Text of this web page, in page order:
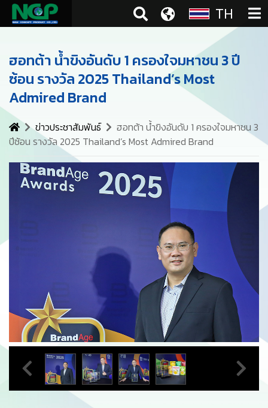
TH
ฮอทต้า น้ำขิงอันดับ 1 ครองใจมหาชน 3 ปี
ซ้อน รางวัล 2025 Thailand’s Most
Admired Brand
ข่าวประชาสัมพันธ์
ฮอทต้า น้ำขิงอันดับ 1 ครองใจมหาชน 3
ปีซ้อน รางวัล 2025 Thailand’s Most Admired Brand